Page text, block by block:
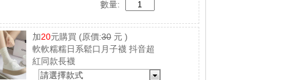
數量:
加20元購買 (原價:30元 )
軟軟糯糯日系鬆口月子襪 抖音超
紅同款長襪
請選擇款式